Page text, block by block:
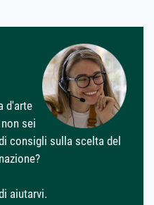
d'arte
sei
consigli sulla scelta del
aiutarvi.